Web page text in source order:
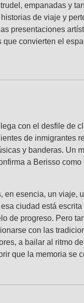
empanadas y
de viaje y
presentaciones
que convierten el
con el desfile de
de inmigrantes
y banderas. Un
a Berisso como
en esencia, un viaje,
ciudad está escrita
de progreso. Pero
con las
a bailar al ritmo
que la memoria se